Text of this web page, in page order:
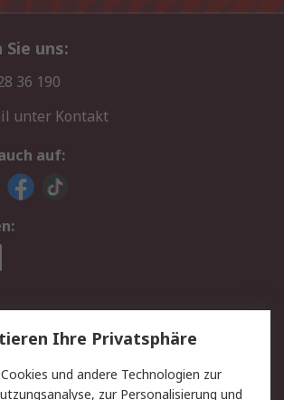
uns:
36 190
unter Kontakt
auf:
Lieferlösungen
Kontakt
Ihre Privatsphäre
und andere Technologien zur
zur Personalisierung und